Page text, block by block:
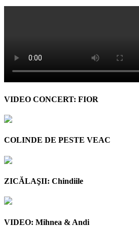
VIDEO CONCERT: FIOR
COLINDE DE PESTE VEAC
ZICĂLAŞII: Chindiile
VIDEO: Mihnea & Andi